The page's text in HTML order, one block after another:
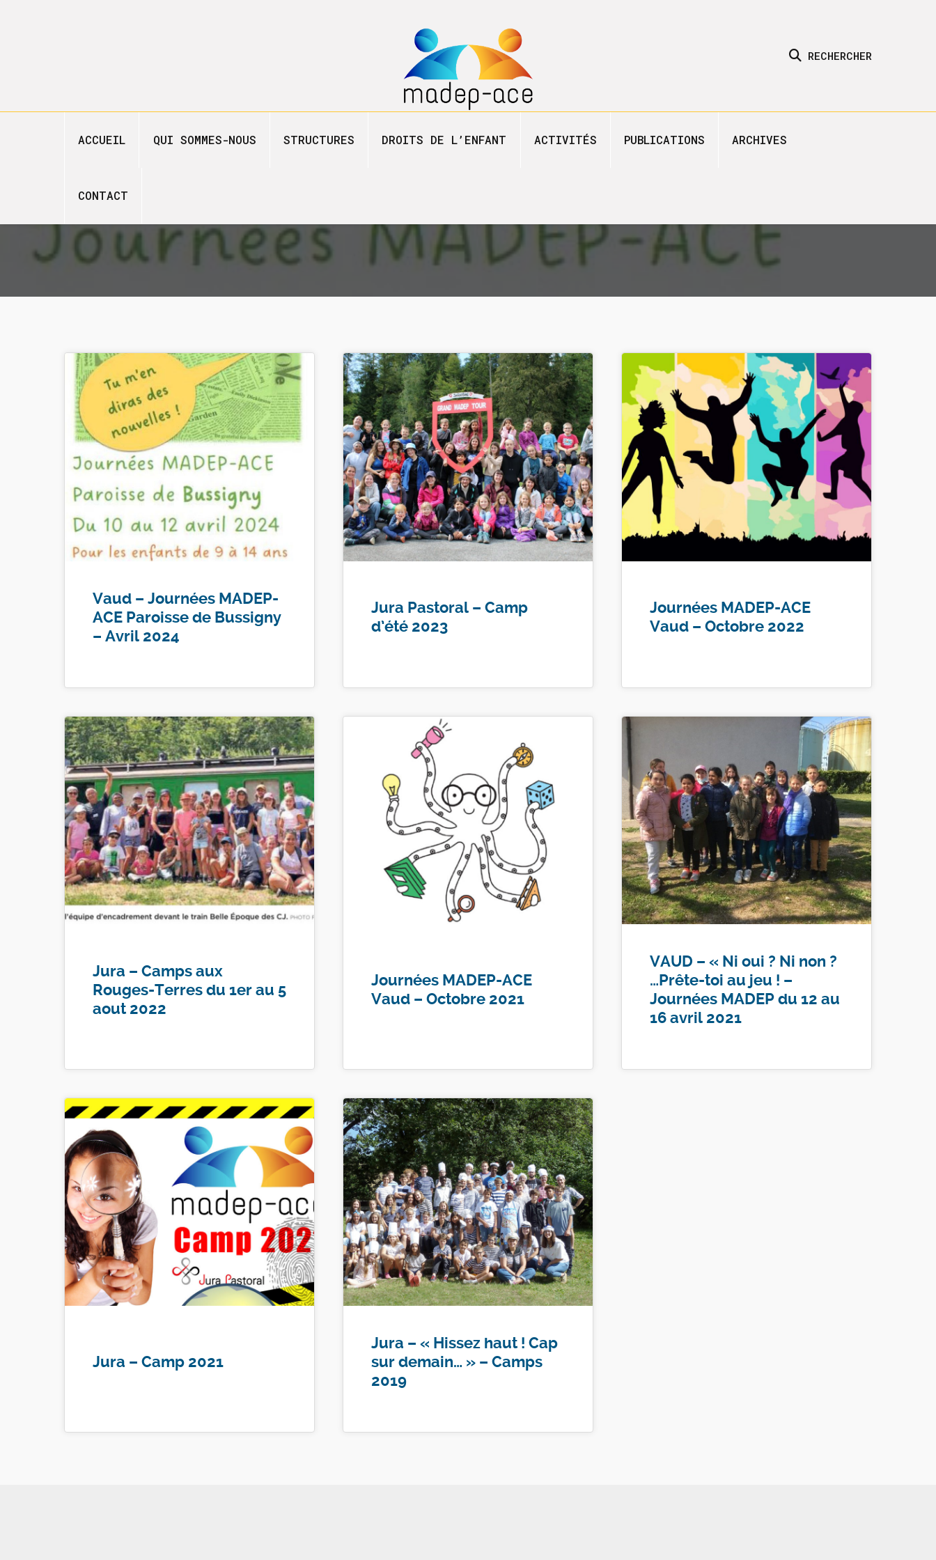
RECHERCHER
ACCUEIL QUI SOMMES-NOUS STRUCTURES DROITS DE L’ENFANT ACTIVITÉS PUBLICATIONS ARCHIVES
CONTACT
Camps
Vaud – Journées MADEP-
ACE Paroisse de Bussigny
– Avril 2024
Jura Pastoral – Camp
d’été 2023
Journées MADEP-ACE
Vaud – Octobre 2022
Jura – Camps aux
Rouges-Terres du 1er au 5
aout 2022
Journées MADEP-ACE
Vaud – Octobre 2021
VAUD – « Ni oui ? Ni non ?
…Prête-toi au jeu ! –
Journées MADEP du 12 au
16 avril 2021
Jura – Camp 2021
Jura – « Hissez haut ! Cap
sur demain… » – Camps
2019